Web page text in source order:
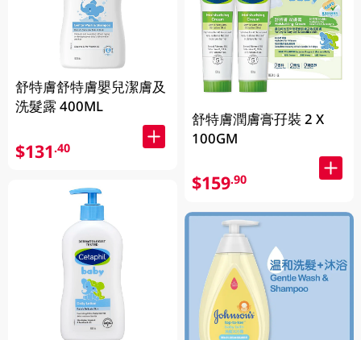
舒特膚舒特膚嬰兒潔膚及
洗髮露 400ML
$131.40
舒特膚潤膚膏孖裝 2 X
100GM
$159.90